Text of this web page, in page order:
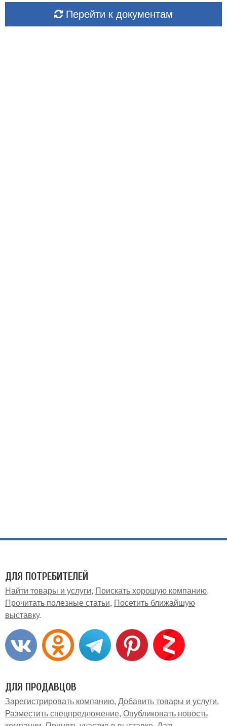
Перейти к документам
ДЛЯ ПОТРЕБИТЕЛЕЙ
Найти товары и услуги
Поискать хорошую компанию
Прочитать полезные статьи
Посетить ближайшую
выставку
ДЛЯ ПРОДАВЦОВ
Зарегистрировать компанию Добавить товары и услуги
Разместить спецпредложение Опубликовать новость